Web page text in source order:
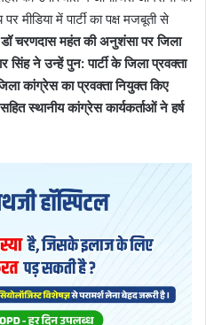
में पार्टी का पक्ष मजबूती से
चरणदास महंत की अनुशंसा पर जिला
ने उन्हें पुन: पार्टी के जिला प्रवक्ता
कांग्रेस का प्रवक्ता नियुक्त किए
स्थानीय कांग्रेस कार्यकर्ताओं ने हर्ष